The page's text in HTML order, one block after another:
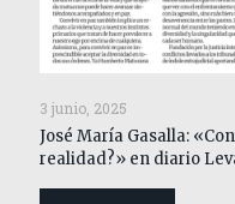
3 junio, 2025
José María Gasalla:
realidad?» en diario